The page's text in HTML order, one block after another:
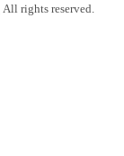
All rights reserved.